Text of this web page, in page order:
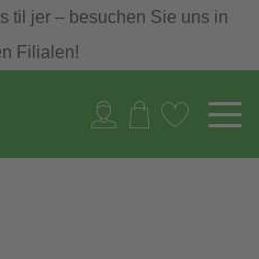
til jer – besuchen Sie uns in
Filialen!